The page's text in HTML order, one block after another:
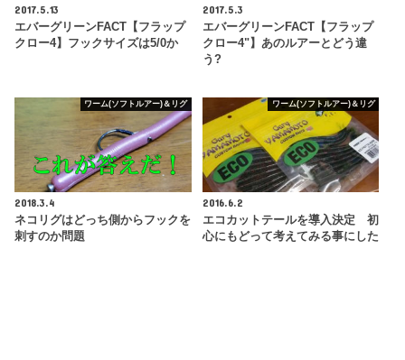
2017.5.13
エバーグリーンFACT【フラップ
クロー4】フックサイズは5/0か
2017.5.3
エバーグリーンFACT【フラップ
クロー4"】あのルアーとどう違
う?
ワーム(ソフトルアー)＆リグ
2018.3.4
ネコリグはどっち側からフックを
刺すのか問題
ワーム(ソフトルアー)＆リグ
2016.6.2
エコカットテールを導入決定 初
心にもどって考えてみる事にした